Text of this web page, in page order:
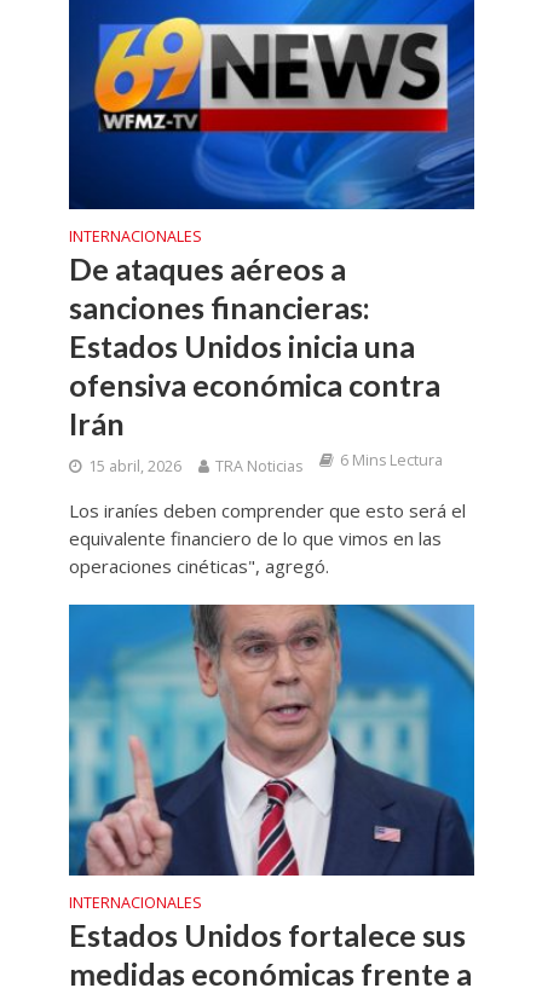
INTERNACIONALES
De ataques aéreos a
sanciones financieras:
Estados Unidos inicia una
ofensiva económica contra
Irán
15 abril, 2026 TRA Noticias 6 Mins Lectura
Los iraníes deben comprender que esto será el
equivalente financiero de lo que vimos en las
operaciones cinéticas", agregó.
INTERNACIONALES
Estados Unidos fortalece sus
medidas económicas frente a